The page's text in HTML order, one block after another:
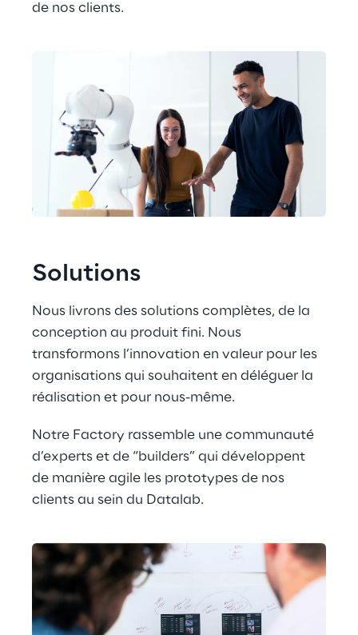
de nos clients.
Solutions
Nous livrons des solutions complètes, de la
conception au produit fini. Nous
transformons l’innovation en valeur pour les
organisations qui souhaitent en déléguer la
réalisation et pour nous-même.
Notre Factory rassemble une communauté
d’experts et de “builders” qui développent
de manière agile les prototypes de nos
clients au sein du Datalab.